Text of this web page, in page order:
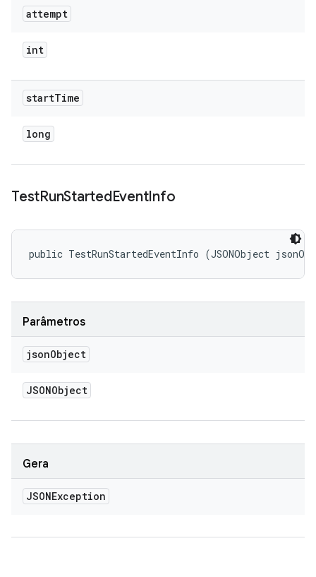
attempt
int
startTime
long
TestRunStartedEventInfo
public TestRunStartedEventInfo (JSONObject
Parâmetros
jsonObject
JSONObject
Gera
JSONException